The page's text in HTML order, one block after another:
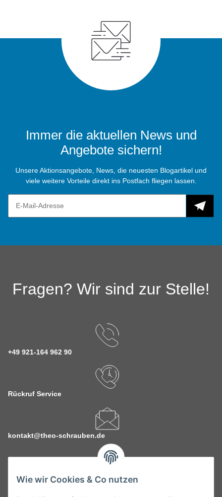
Wie wir Cookies & Co nutzen
Immer die aktuellen News und
Angebote sichern!
Unsere Aktionsangebote, News, die neuesten Blogartikel und
viele weitere Vorteile direkt ins Postfach fliegen lassen.
Fragen? Wir sind zur Stelle!
+49 921-164 962 90
Rückruf Service
kontakt@theo-schrauben.de